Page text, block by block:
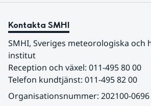
Kontakta SMHI
SMHI, Sveriges meteorologiska och
institut
Reception och växel: 011-495 80 00
Telefon kundtjänst: 011-495 82 00
Organisationsnummer: 202100-0696